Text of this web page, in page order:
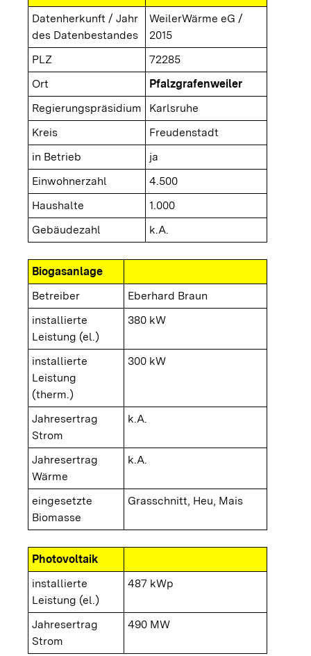
Datenherkunft / Jahr
des Datenbestandes
WeilerWärme eG /
2015
PLZ
72285
Ort
Pfalzgrafenweiler
Regierungspräsidium
Karlsruhe
Kreis
Freudenstadt
in Betrieb
ja
Einwohnerzahl
4.500
Haushalte
1.000
Gebäudezahl
k.A.
Biogasanlage
Betreiber
Eberhard Braun
installierte
Leistung (el.)
380 kW
installierte
Leistung
(therm.)
300 kW
Jahresertrag
Strom
k.A.
Jahresertrag
Wärme
k.A.
eingesetzte
Biomasse
Grasschnitt, Heu, Mais
Photovoltaik
installierte
Leistung (el.)
487 kWp
Jahresertrag
Strom
490 MW